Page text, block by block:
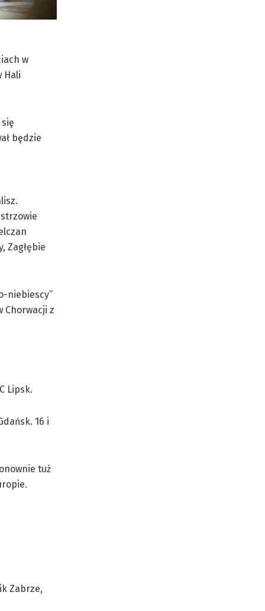
w
Hali
będzie
Zagłębie
niebiescy”
Chorwacji z
Lipsk.
16 i
tuż
Zabrze,